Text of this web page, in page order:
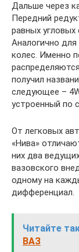
Дальше через
Передний
равных
Аналогично
колес. Именно
получил
следующее –
устроенный по
От легковых
«Нива»
них два
вазовского
одному на
дифференциал.
Читайте
ВАЗ